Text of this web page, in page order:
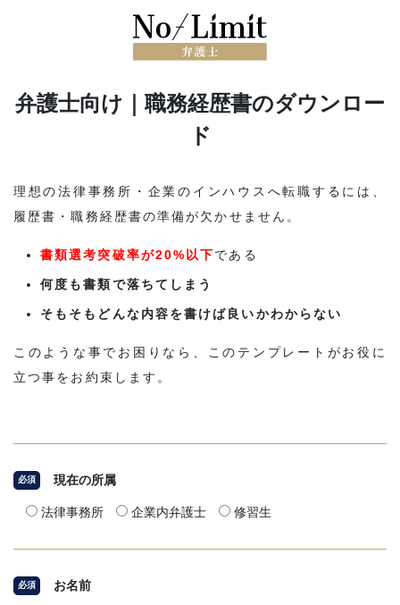
弁護士向け｜職務経歴書のダウンロー
ド
理想の法律事務所・企業のインハウスへ転職するには、
履歴書・職務経歴書の準備が欠かせません。
書類選考突破率が20%以下である
何度も書類で落ちてしまう
そもそもどんな内容を書けば良いかわからない
このような事でお困りなら、このテンプレートがお役に
立つ事をお約束します。
必須 現在の所属
法律事務所 企業内弁護士 修習生
必須 お名前